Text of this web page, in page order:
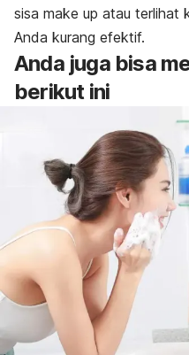
sisa make up atau terlihat
Anda kurang efektif.
Anda juga bisa
berikut ini